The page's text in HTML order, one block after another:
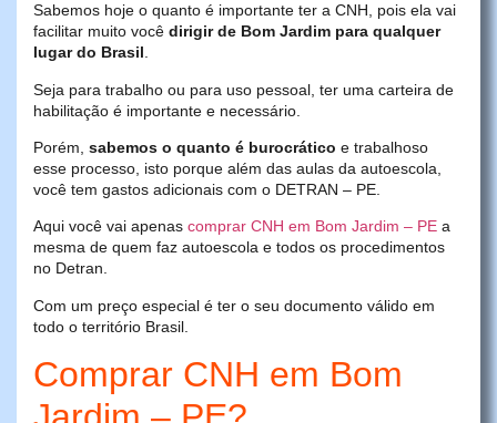
Sabemos hoje o quanto é importante ter a CNH, pois ela vai
facilitar muito você dirigir de Bom Jardim para qualquer
lugar do Brasil.
Seja para trabalho ou para uso pessoal, ter uma carteira de
habilitação é importante e necessário.
Porém, sabemos o quanto é burocrático e trabalhoso
esse processo, isto porque além das aulas da autoescola,
você tem gastos adicionais com o DETRAN – PE.
Aqui você vai apenas comprar CNH em Bom Jardim – PE a
mesma de quem faz autoescola e todos os procedimentos
no Detran.
Com um preço especial é ter o seu documento válido em
todo o território Brasil.
Comprar CNH em Bom